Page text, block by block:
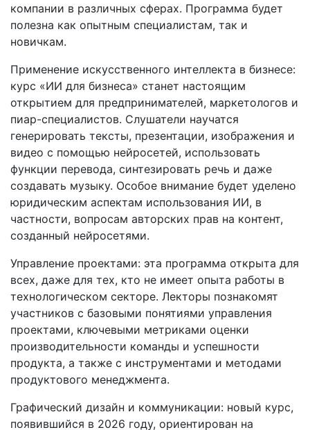
компании в различных сферах. Программа будет
полезна как опытным специалистам, так и
новичкам.
Применение искусственного интеллекта в бизнесе:
курс «ИИ для бизнеса» станет настоящим
открытием для предпринимателей, маркетологов и
пиар-специалистов. Слушатели научатся
генерировать тексты, презентации, изображения и
видео с помощью нейросетей, использовать
функции перевода, синтезировать речь и даже
создавать музыку. Особое внимание будет уделено
юридическим аспектам использования ИИ, в
частности, вопросам авторских прав на контент,
созданный нейросетями.
Управление проектами: эта программа открыта для
всех, даже для тех, кто не имеет опыта работы в
технологическом секторе. Лекторы познакомят
участников с базовыми понятиями управления
проектами, ключевыми метриками оценки
производительности команды и успешности
продукта, а также с инструментами и методами
продуктового менеджмента.
Графический дизайн и коммуникации: новый курс,
появившийся в 2026 году, ориентирован на